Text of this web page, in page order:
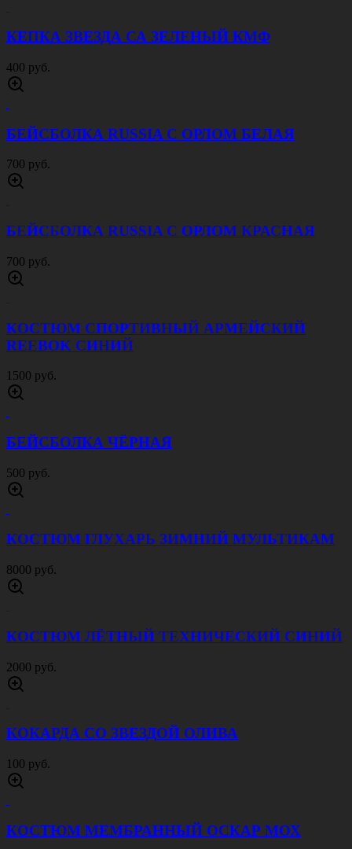
КЕПКА ЗВЕЗДА СА ЗЕЛЕНЫЙ КМФ
400 руб.
БЕЙСБОЛКА RUSSIA С ОРЛОМ БЕЛАЯ
700 руб.
БЕЙСБОЛКА RUSSIA С ОРЛОМ КРАСНАЯ
700 руб.
КОСТЮМ СПОРТИВНЫЙ АРМЕЙСКИЙ
REEBOK СИНИЙ
1500 руб.
БЕЙСБОЛКА ЧЁРНАЯ
500 руб.
КОСТЮМ ГЛУХАРЬ ЗИМНИЙ МУЛЬТИКАМ
8000 руб.
КОСТЮМ ЛЁТНЫЙ ТЕХНИЧЕСКИЙ СИНИЙ
2000 руб.
КОКАРДА СО ЗВЕЗДОЙ ОЛИВА
100 руб.
КОСТЮМ МЕМБРАННЫЙ ОСКАР МОХ